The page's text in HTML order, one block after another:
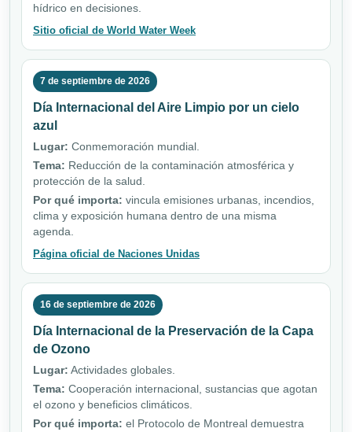
hídrico en decisiones.
Sitio oficial de World Water Week
7 de septiembre de 2026
Día Internacional del Aire Limpio por un cielo
azul
Lugar: Conmemoración mundial.
Tema: Reducción de la contaminación atmosférica y
protección de la salud.
Por qué importa: vincula emisiones urbanas, incendios,
clima y exposición humana dentro de una misma
agenda.
Página oficial de Naciones Unidas
16 de septiembre de 2026
Día Internacional de la Preservación de la Capa
de Ozono
Lugar: Actividades globales.
Tema: Cooperación internacional, sustancias que agotan
el ozono y beneficios climáticos.
Por qué importa: el Protocolo de Montreal demuestra